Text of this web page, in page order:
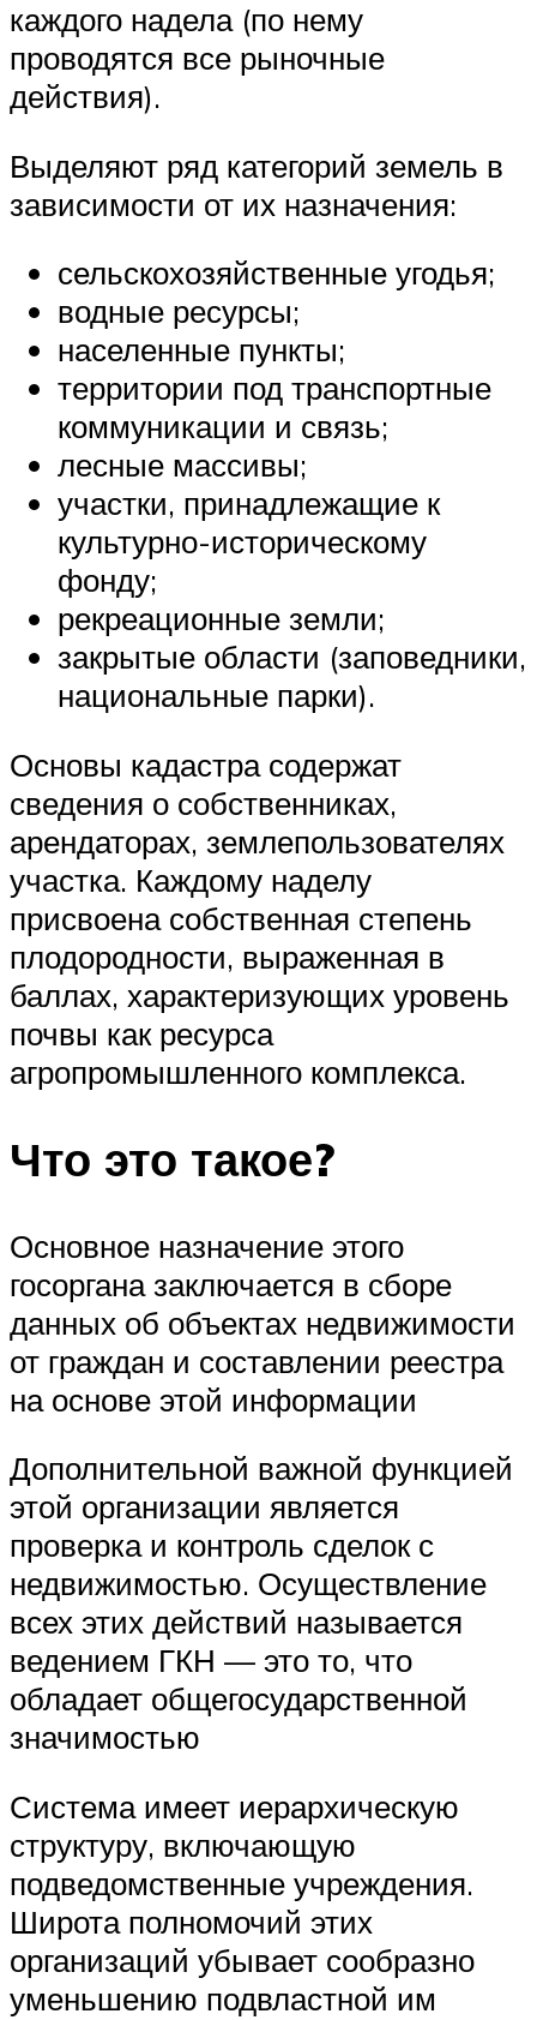
каждого надела (по нему
проводятся все рыночные
действия).
Выделяют ряд категорий земель в
зависимости от их назначения:
сельскохозяйственные угодья;
водные ресурсы;
населенные пункты;
территории под транспортные
коммуникации и связь;
лесные массивы;
участки, принадлежащие к
культурно-историческому
фонду;
рекреационные земли;
закрытые области (заповедники,
национальные парки).
Основы кадастра содержат
сведения о собственниках,
арендаторах, землепользователях
участка. Каждому наделу
присвоена собственная степень
плодородности, выраженная в
баллах, характеризующих уровень
почвы как ресурса
агропромышленного комплекса.
Что это такое?
Основное назначение этого
госоргана заключается в сборе
данных об объектах недвижимости
от граждан и составлении реестра
на основе этой информации
Дополнительной важной функцией
этой организации является
проверка и контроль сделок с
недвижимостью. Осуществление
всех этих действий называется
ведением ГКН — это то, что
обладает общегосударственной
значимостью
Система имеет иерархическую
структуру, включающую
подведомственные учреждения.
Широта полномочий этих
организаций убывает сообразно
уменьшению подвластной им